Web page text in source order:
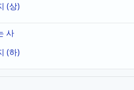
(상)
사
(하)